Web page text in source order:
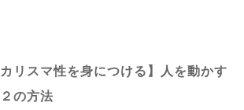
カリスマ性を身につける】人を動かす
２の方法